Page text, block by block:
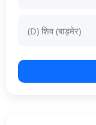
(D) शिव (बाड़मेर)